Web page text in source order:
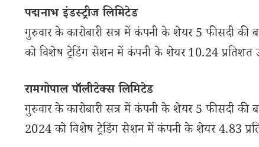
पद्मनाभ इंडस्ट्रीज लिमिटेड
गुरुवार के कारोबारी सत्र में कंपनी के शेयर 5 फीसदी
को विशेष ट्रेडिंग सेशन में कंपनी के शेयर 10.24 प्रतिशत
रामगोपाल पॉलीटेक्स लिमिटेड
गुरुवार के कारोबारी सत्र में कंपनी के शेयर 5 फीसदी
2024 को विशेष ट्रेडिंग सेशन में कंपनी के शेयर 4.83